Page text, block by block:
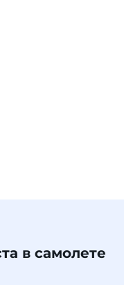
в самолете